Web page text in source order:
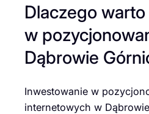
Dlaczego
w
Dąbrowie
Inwestowanie w
internetowych w